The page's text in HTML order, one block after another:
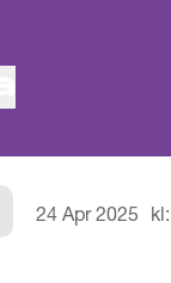
24 Apr 2025 kl: